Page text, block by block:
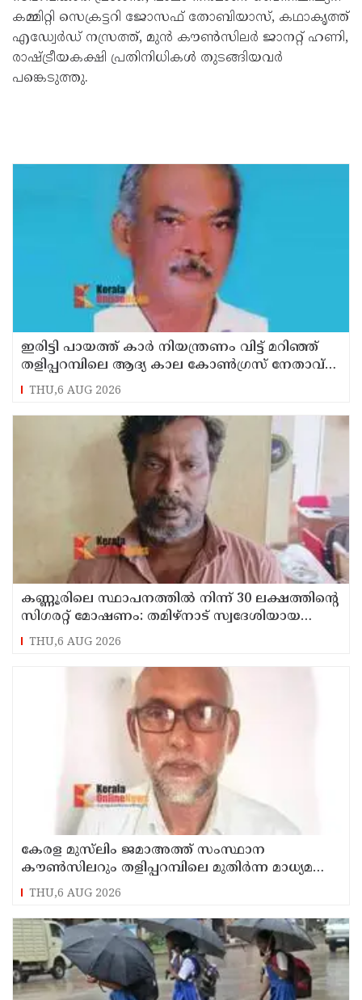
കമ്മിറ്റി സെക്രട്ടറി ജോസഫ് തോബിയാസ്, കഥാകൃത്ത്
എഡ്വേർഡ് നസ്രത്ത്, മുൻ കൗൺസിലർ ജാനറ്റ് ഹണി,
രാഷ്ട്രീയകക്ഷി പ്രതിനിധികൾ തുടങ്ങിയവർ
പങ്കെടുത്തു.
ഇരിട്ടി പായത്ത് കാർ നിയന്ത്രണം വിട്ട് മറിഞ്ഞ്
തളിപ്പറമ്പിലെ ആദ്യ കാല കോണ്‍ഗ്രസ് നേതാവ്
മരിച്ചു
THU,6 AUG 2026
കണ്ണൂരിലെ സ്ഥാപനത്തിൽ നിന്ന് 30 ലക്ഷത്തിന്റെ
സിഗരറ്റ് മോഷണം: തമിഴ്‌നാട് സ്വദേശിയായ
സെയിൽസ്മാൻ തെങ്കാശിയിൽ പിടിയിൽ
THU,6 AUG 2026
കേരള മുസ്‌ലിം ജമാഅത്ത് സംസ്ഥാന
കൗൺസിലറും തളിപ്പറമ്പിലെ മുതിർന്ന മാധ്യമ
പ്രവർത്തകനുമായ ബി എ അലി മൊഗ്രാൽ
നിര്യാതനായി
THU,6 AUG 2026